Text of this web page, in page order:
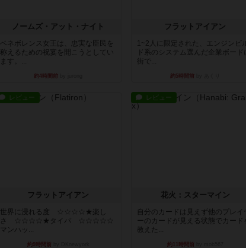
ノームズ・アット・ナイト
ベネボレンス女王は、忠実な臣民を
称えるための祝宴を開こうとしてい
ます。...
約4時間前
フラットアイアン
1~2人に限定された、エンジンビル
ド系のシステム選んだ企業ボード
街で...
約5時間前
レビュー
フラットアイアン
世界に浸れる度 ☆☆☆☆★楽し
さ ☆☆☆☆★タイパ ☆☆☆☆☆
マンハッ...
約9時間前
レビュー
花火：スターマイン
自分のカードは見えず他のプレイ
ーのカードが見える状態でカード
教えた...
約11時間前